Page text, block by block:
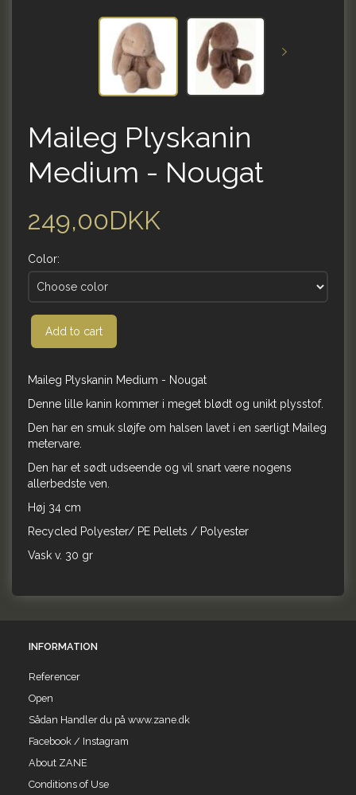
Maileg Plyskanin
Medium - Nougat
249,00DKK
Color:
Add to cart
Maileg Plyskanin Medium - Nougat
Denne lille kanin kommer i meget blødt og unikt plysstof.
Den har en smuk sløjfe om halsen lavet i en særligt Maileg
metervare.
Den har et sødt udseende og vil snart være nogens
allerbedste ven.
Høj 34 cm
Recycled Polyester/ PE Pellets / Polyester
Vask v. 30 gr
INFORMATION
Referencer
Open
Sådan Handler du på www.zane.dk
Facebook / Instagram
About ZANE
Conditions of Use